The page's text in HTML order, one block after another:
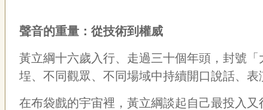
聲音的重量：從技術到權威
黃立綱十六歲入行、走過三十個年頭，封號
埕、不同觀眾、不同場域中持續開口說話、表
在布袋戲的宇宙裡，黃立綱談起自己最投入